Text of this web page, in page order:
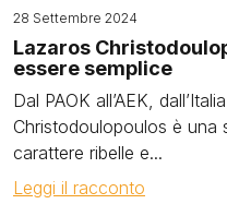
28 Settembre 2024
Lazaros
essere semplice
Dal PAOK all’AEK,
Christodoulopoulos è una
carattere ribelle e...
Leggi il racconto